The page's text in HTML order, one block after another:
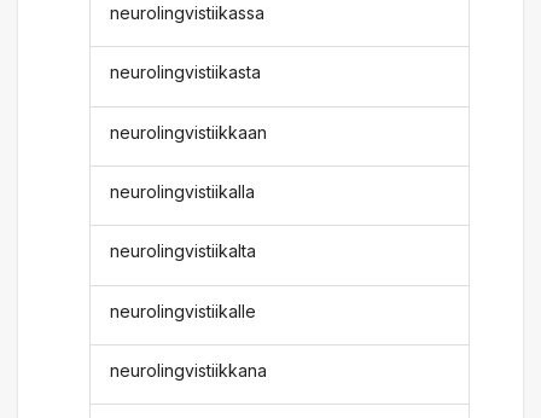
neurolingvistiikassa
neurolingvistiikasta
neurolingvistiikkaan
neurolingvistiikalla
neurolingvistiikalta
neurolingvistiikalle
neurolingvistiikkana